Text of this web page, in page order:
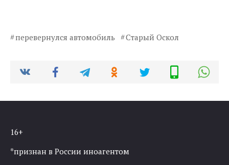
перевернулся автомобиль Старый Оскол
16+
*признан в России иноагентом